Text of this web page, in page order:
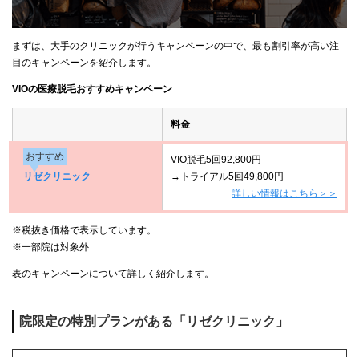
まずは、大手のクリニックが行うキャンペーンの中で、最も割引率が高い注
目のキャンペーンを紹介します。
VIOの医療脱毛おすすめキャンペーン
料金
おすすめ
リゼクリニック
VIO脱毛5回92,800円
→トライアル5回49,800円
詳しい情報はこちら＞＞
※税抜き価格で表示しています。
※一部院は対象外
表のキャンペーンについて詳しく紹介します。
院限定の特別プランがある「リゼクリニック」